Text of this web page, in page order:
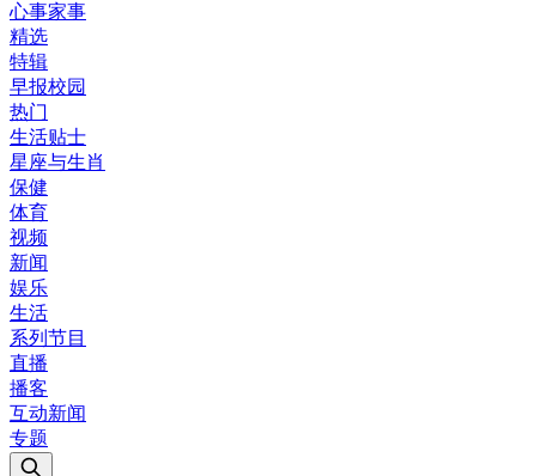
心事家事
精选
特辑
早报校园
热门
生活贴士
星座与生肖
保健
体育
视频
新闻
娱乐
生活
系列节目
直播
播客
互动新闻
专题